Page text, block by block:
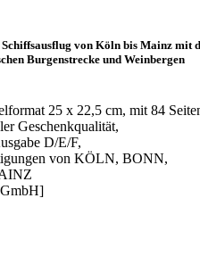
Schiffsausflug von Köln bis Mainz mit
Burgenstrecke und Weinbergen
25 x 22,5 cm, mit 84
Geschenkqualität,
D/E/F,
von KÖLN, BONN,